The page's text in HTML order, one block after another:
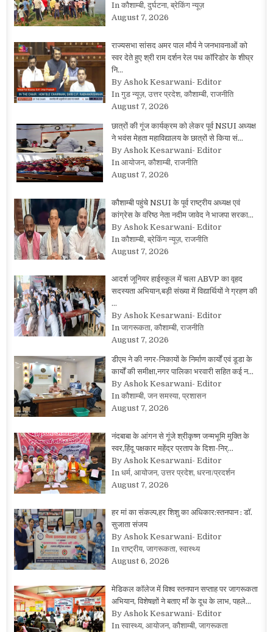
In कौशाम्बी, दुर्घटना, ब्रेकिंग न्यूज़
August 7, 2026
राज्यसभा सांसद अमर पाल मौर्य ने जनभावनाओं को
स्वर देते हुए श्री राम दर्शन रेल पथ कॉरिडोर के शीघ्र
नि…
By Ashok Kesarwani- Editor
In गुड न्यूज़, उत्तर प्रदेश, कौशाम्बी, राजनीति
August 7, 2026
छात्रों की गूंज कार्यक्रम को लेकर पूर्व NSUI अध्यक्ष
ने भवंस मेहता महाविद्यालय के छात्रों से किया सं…
By Ashok Kesarwani- Editor
In आयोजन, कौशाम्बी, राजनीति
August 7, 2026
कौशाम्बी पहुंचे NSUI के पूर्व राष्ट्रीय अध्यक्ष एवं
कांग्रेस के वरिष्ठ नेता नदीम जावेद ने भाजपा सरका…
By Ashok Kesarwani- Editor
In कौशाम्बी, ब्रेकिंग न्यूज़, राजनीति
August 7, 2026
आदर्श जूनियर हाईस्कूल में चला ABVP का वृहद
सदस्यता अभियान,बड़ी संख्या में विद्यार्थियों ने ग्रहण की
…
By Ashok Kesarwani- Editor
In जागरूकता, कौशाम्बी, राजनीति
August 7, 2026
डीएम ने की नगर-निकायों के निर्माण कार्यों एवं डूडा के
कार्यों की समीक्षा,नगर पालिका भरवारी सहित कई न…
By Ashok Kesarwani- Editor
In कौशाम्बी, जन समस्या, प्रशासन
August 7, 2026
नंदबाबा के आंगन से गूंजे श्रीकृष्ण जन्मभूमि मुक्ति के
स्वर,हिंदू पक्षकार महेंद्र प्रताप के दिशा-निर्…
By Ashok Kesarwani- Editor
In धर्म, आयोजन, उत्तर प्रदेश, धरना/प्रदर्शन
August 7, 2026
हर मां का संकल्प,हर शिशु का अधिकार:स्तनपान : डॉ.
सुजाता संजय
By Ashok Kesarwani- Editor
In राष्ट्रीय, जागरूकता, स्वास्थ्य
August 6, 2026
मेडिकल कॉलेज में विश्व स्तनपान सप्ताह पर जागरूकता
अभियान, विशेषज्ञों ने बताए माँ के दूध के लाभ, पहले…
By Ashok Kesarwani- Editor
In स्वास्थ्य, आयोजन, कौशाम्बी, जागरूकता